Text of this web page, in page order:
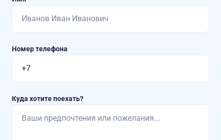
Номер телефона
Куда хотите поехать?